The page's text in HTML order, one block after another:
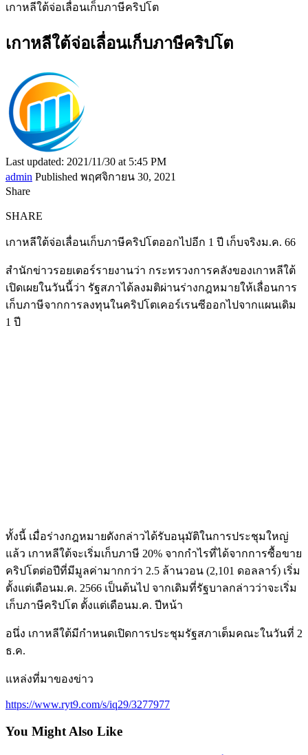
เกาหลีใต้จ่อเลื่อนเก็บภาษีคริปโต
เกาหลีใต้จ่อเลื่อนเก็บภาษีคริปโต
Last updated: 2021/11/30 at 5:45 PM
admin Published พฤศจิกายน 30, 2021
Share
SHARE
เกาหลีใต้จ่อเลื่อนเก็บภาษีคริปโตออกไปอีก 1 ปี เก็บจริงม.ค. 66
สำนักข่าวรอยเตอร์รายงานว่า กระทรวงการคลังของเกาหลีใต้
เปิดเผยในวันนี้ว่า รัฐสภาได้ลงมติผ่านร่างกฎหมายให้เลื่อนการ
เก็บภาษีจากการลงทุนในคริปโตเคอร์เรนซีออกไปจากแผนเดิม
1 ปี
ทั้งนี้ เมื่อร่างกฎหมายดังกล่าวได้รับอนุมัติในการประชุมใหญ่
แล้ว เกาหลีใต้จะเริ่มเก็บภาษี 20% จากกำไรที่ได้จากการซื้อขาย
คริปโตต่อปีที่มีมูลค่ามากกว่า 2.5 ล้านวอน (2,101 ดอลลาร์) เริ่ม
ตั้งแต่เดือนม.ค. 2566 เป็นต้นไป จากเดิมที่รัฐบาลกล่าวว่าจะเริ่ม
เก็บภาษีคริปโต ตั้งแต่เดือนม.ค. ปีหน้า
อนึ่ง เกาหลีใต้มีกำหนดเปิดการประชุมรัฐสภาเต็มคณะในวันที่ 2
ธ.ค.
แหล่งที่มาของข่าว
https://www.ryt9.com/s/iq29/3277977
You Might Also Like